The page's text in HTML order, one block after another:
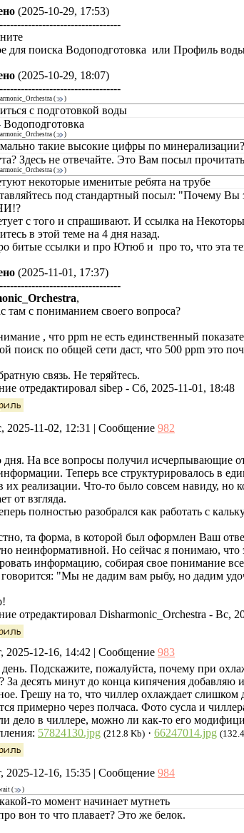
(2025-10-29, 17:53)
для поиска Водоподготовка или Профиль
(2025-10-29, 18:07)
( )
с подготовкой воды
Водоподготовка
( )
такие высокие цифры по минерализации?
Здесь не отвечайте. Это Вам посыл
( )
некоторые именитые ребята на трубе
под стандартный посыл: "Почему
с того и спрашивают. И ссылка на
в этой теме на 4 дня назад.
битые ссылки и про Ютюб и про то, что эта
(2025-11-01, 17:37)
,
там с пониманием своего вопроса?
, что ррm не есть единственный
поиск по общей сети даст, что 500 ppm это
связь. Не теряйтесь.
отредактировал sibep - Сб, 2025-11-01, 18:48
2025-11-02, 12:31 | Сообщение 982
дня. На все вопросы получил исчерпывающие
Теперь все структурировалось в
их реализации. Что-то было совсем навиду, но
от взгляда.
полностью разобрался как работать с
та форма, в которой был оформлен Ваш
неинформативной. Но сейчас я понимаю, что
информацию, собирая свое понимание
"Мы не дадим вам рыбу, но дадим
отредактировал Disharmonic_Orchestra - Вс,
2025-12-16, 14:42 | Сообщение 983
Подскажите, пожалуйста, почему при
За десять минут до конца кипячения
Грешу на то, что чиллер охлаждает
примерно через полчаса. Фото сусла и
дело в чиллере, можно ли как-то его
57824130.jpg (212.8 Kb) · 66247014.jpg
2025-12-16, 15:35 | Сообщение 984
( )
то момент начинает мутнеть
вон то что плавает? Это же белок.